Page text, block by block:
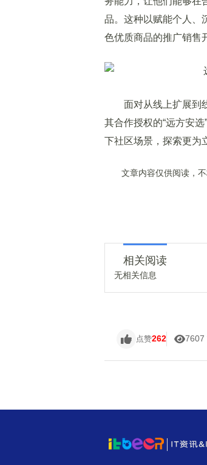
品。这种以赋能个人、
色优质商品的推广销售
面对从线上扩展到线
其合作授权的“远方安
下社区场景，探索更为
文章内容仅供阅读，不
相关阅读
无相关信息
点赞262 7607